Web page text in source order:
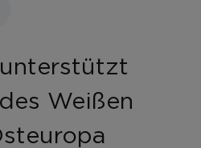
Weißen